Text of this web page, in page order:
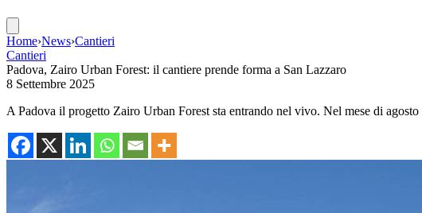
Home›News›Cantieri
Cantieri
Padova, Zairo Urban Forest: il cantiere prende forma a San Lazzaro
8 Settembre 2025
A Padova il progetto Zairo Urban Forest sta entrando nel vivo. Nel mese di